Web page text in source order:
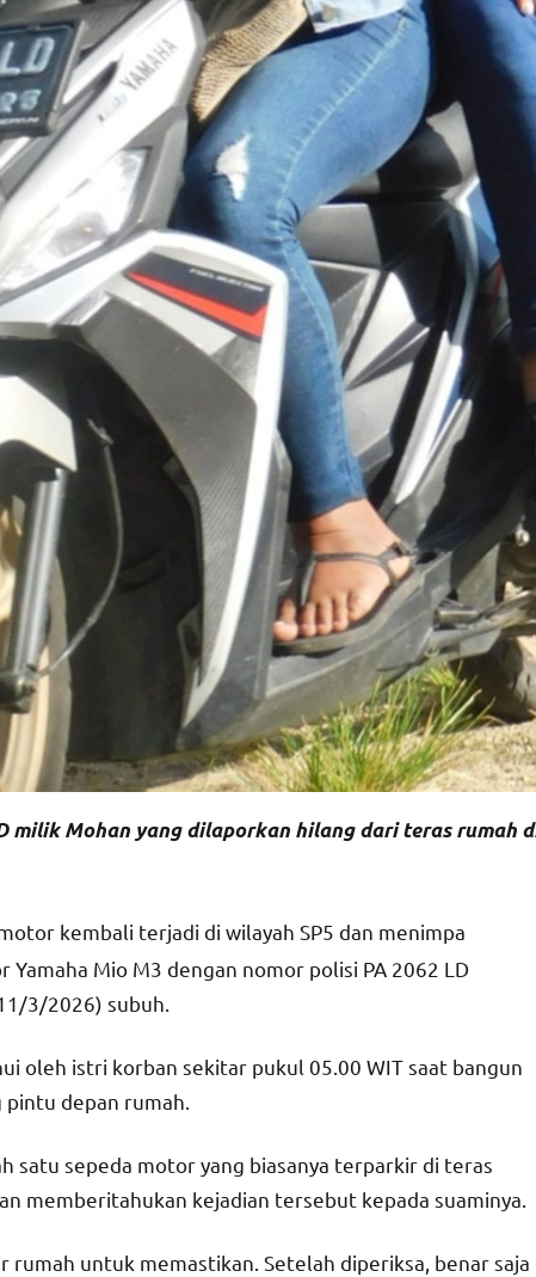
milik Mohan yang dilaporkan hilang dari teras rumah
kembali terjadi di wilayah SP5 dan menimpa
Mio M3 dengan nomor polisi PA 2062 LD
3/2026) subuh.
oleh istri korban sekitar pukul 05.00 WIT saat bangun
depan rumah.
satu sepeda motor yang biasanya terparkir di teras
memberitahukan kejadian tersebut kepada suaminya.
untuk memastikan. Setelah diperiksa, benar saja